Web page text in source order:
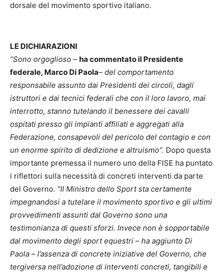
dorsale del movimento sportivo italiano.
LE DICHIARAZIONI
“Sono orgoglioso – ha commentato il Presidente
federale, Marco Di Paola– del comportamento
responsabile assunto dai Presidenti dei circoli, dagli
istruttori e dai tecnici federali che con il loro lavoro, mai
interrotto, stanno tutelando il benessere dei cavalli
ospitati presso gli impianti affiliati e aggregati alla
Federazione, consapevoli del pericolo del contagio e con
un enorme spirito di dedizione e altruismo”. Dopo questa
importante premessa il numero uno della FISE ha puntato
i riflettori sulla necessità di concreti interventi da parte
del Governo. “Il Ministro dello Sport sta certamente
impegnandosi a tutelare il movimento sportivo e gli ultimi
provvedimenti assunti dal Governo sono una
testimonianza di questi sforzi. Invece non è sopportabile
dal movimento degli sport equestri – ha aggiunto Di
Paola – l’assenza di concrete iniziative del Governo, che
tergiversa nell’adozione di interventi concreti, tangibili e